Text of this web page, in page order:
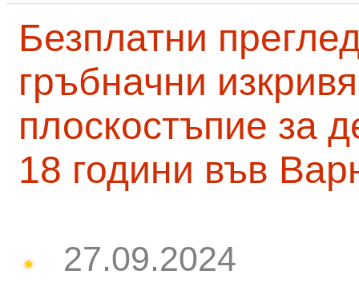
Безплатни
гръбначни
плоскостъпие за
18 години във
27.09.2024